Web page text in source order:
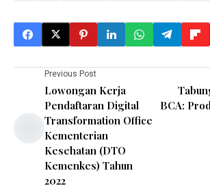
Previous Post
Lowongan Kerja
Pendaftaran Digital
Transformation Office
Kementerian
Kesehatan (DTO
Kemenkes) Tahun
2022
BCA: